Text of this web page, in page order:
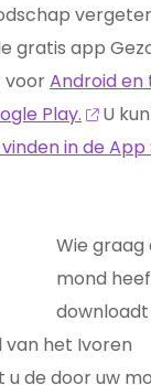
gratis app
voorAndroid
Play.
U
in de
Wie graag
mond
downloadt
van het Ivoren
u de door uw